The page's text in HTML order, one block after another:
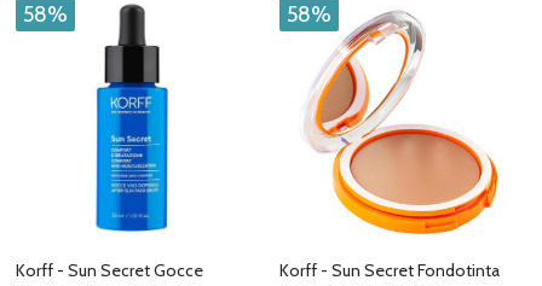
58%
Korff - Sun Secret Gocce
58%
Korff - Sun Secret Fondotinta